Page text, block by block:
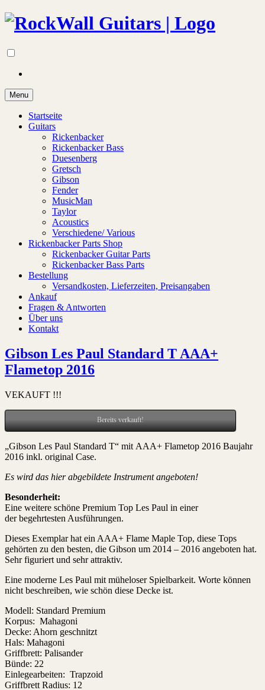
Menu
Startseite
Guitars
Rickenbacker
Rickenbacker Bass
Duesenberg
Gretsch
Gibson
Fender
MusicMan
Taylor
Acoustics
Verschiedene/ Various
Rickenbacker Parts Shop
Rickenbacker Guitar Parts
Rickenbacker Bass Parts
Bestellung
Versandkosten, Lieferzeiten, Preisangaben
Ankauf
Fragen & Antworten
Über uns
Kontakt
Gibson Les Paul Standard T AAA+
Flametop 2016
VEKAUFT !!!
Bereits verkauft!
„Gibson Les Paul Standard T“ mit AAA+ Flametop 2016 Baujahr
2016 inkl. original Case.
Es wird das hier abgebildete Instrument angeboten!
Besonderheit:
Eine weitere schöne Premium Top Les Paul in einer
der begehrtesten Ausführungen.
Dieses Exemplar hat ein AAA+ Flame Maple Top, diese Tops
gehörten zu den besten, die Gibson um 2014 – 2016 angeboten hat.
Sehr figuriert und sehr attraktiv.
Eine moderne Les Paul mit müheloser Spielbarkeit. Worte können
nicht beschreiben, wie schön diese Decke ist.
Modell: Standard Premium
Korpus: Mahagoni
Decke: Ahorn geschnitzt
Hals: Mahagoni
Griffbrett: Palisander
Bünde: 22
Einlegearbeiten: Trapzoid
Griffbrett Radius: 12